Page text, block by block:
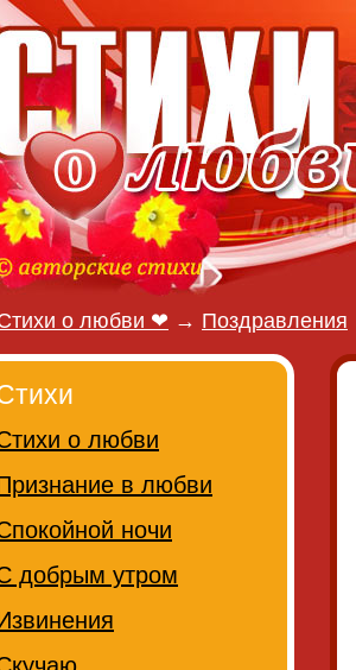
о любви ❤ → Поздравления
о любви
в любви
ночи
добрым утром